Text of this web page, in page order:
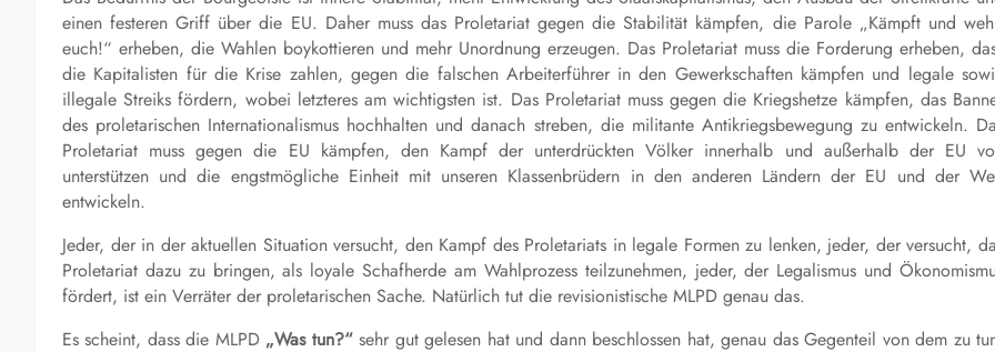
einen festeren Griff über die EU. Daher muss das Proletariat gegen die Stabilität kämpfen, die Parole„Kämpftund
euch!“ erheben, die Wahlen boykottieren und mehr Unordnung erzeugen. Das Proletariat muss die Forderung erheben,
die Kapitalisten für die Krise zahlen, gegen die falschen Arbeiterführerin den Gewerkschaften kämpfen und legale
illegale Streiks fördern, wobei letzteres am wichtigsten ist. Das Proletariat muss gegen die Kriegshetze kämpfen, das
des proletarischen Internationalismus hochhalten unddanach streben, die militante Antikriegsbewegung zu entwickeln.
Proletariat muss gegen die EU kämpfen, den Kampf der unterdrückten Völker innerhalb und außerhalb der EU
unterstützen und die engstmögliche Einheit mit unseren Klassenbrüdern in den anderen Ländern der EU und der
entwickeln.
Jeder, der in der aktuellen Situation versucht, den Kampf des Proletariats in legale Formen zu lenken, jeder, der versucht,
Proletariat dazu zu bringen, als loyale Schafherde am Wahlprozess teilzunehmen, jeder, der Legalismus und
fördert, ist ein Verräter der proletarischen Sache. Natürlich tut die revisionistische MLPD genau das.
Es scheint, dass die MLPD „Was tun?“sehr gut gelesen hat und dann beschlossen hat, genau das Gegenteil von dem zu